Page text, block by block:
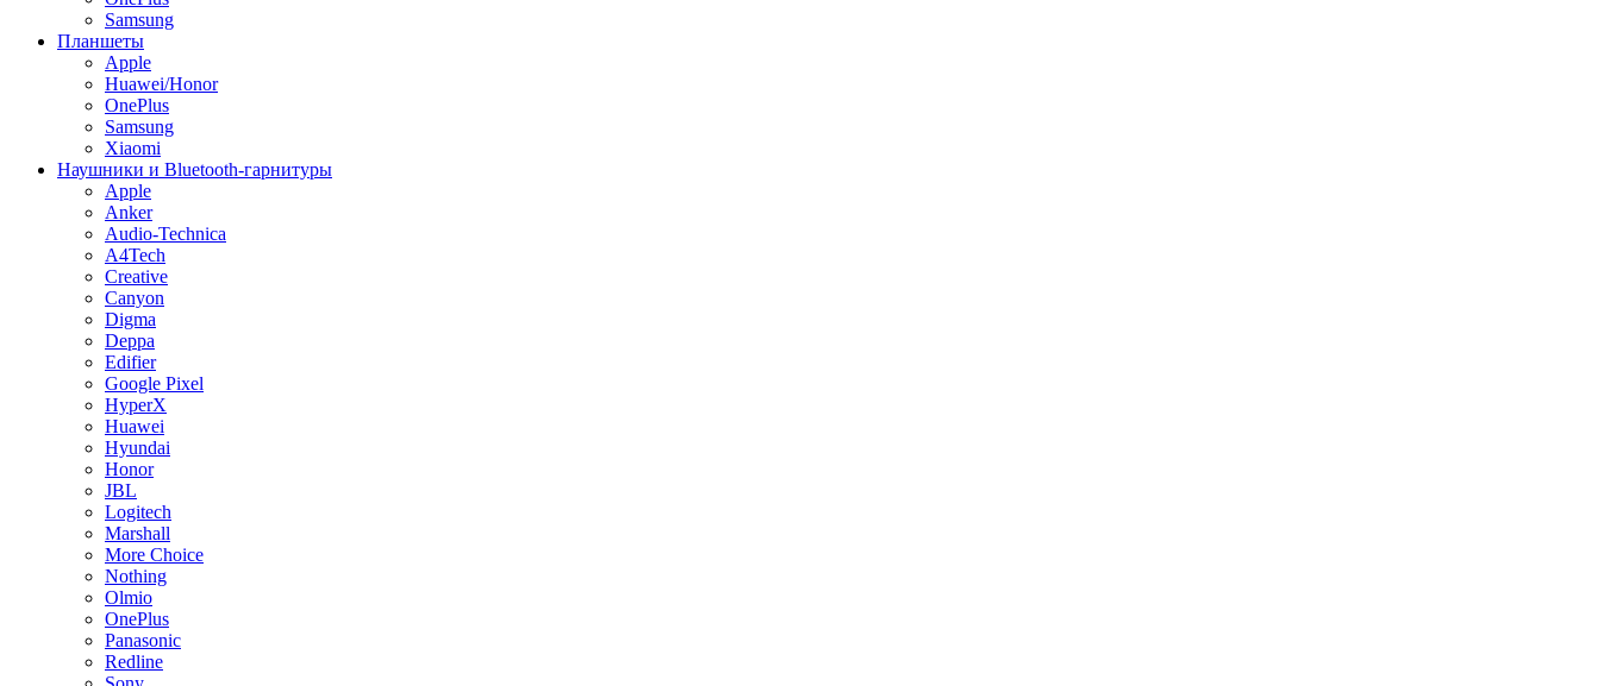
Samsung
Планшеты
Apple
Huawei/Honor
OnePlus
Samsung
Xiaomi
Наушники и Bluetooth-гарнитуры
Apple
Anker
Audio-Technica
A4Tech
Creative
Canyon
Digma
Deppa
Edifier
Google Pixel
HyperX
Huawei
Hyundai
Honor
JBL
Logitech
Marshall
More Choice
Nothing
Olmio
OnePlus
Panasonic
Redline